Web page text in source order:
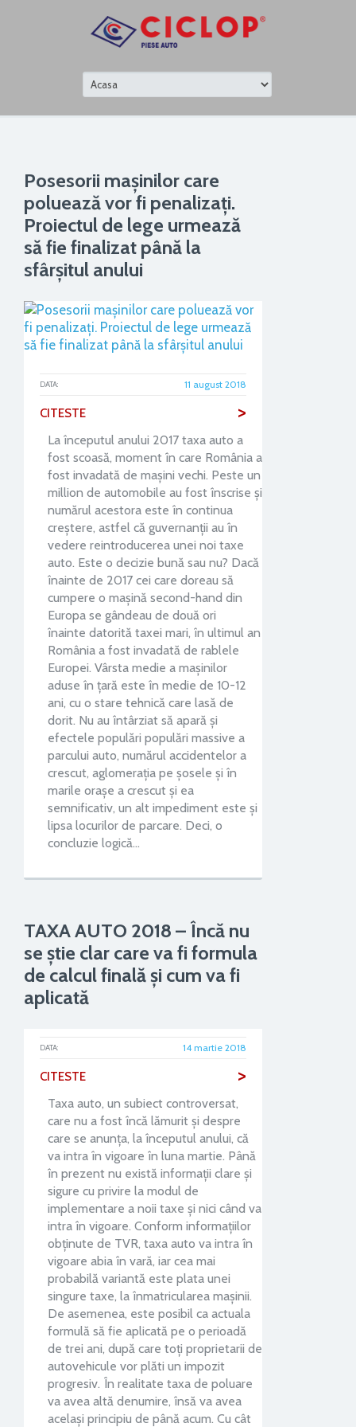
Posesorii mașinilor care
poluează vor fi penalizați.
Proiectul de lege urmează
să fie finalizat până la
sfârșitul anului
DATA: 11 august 2018
CITESTE >
La începutul anului 2017 taxa auto a
fost scoasă, moment în care România a
fost invadată de mașini vechi. Peste un
million de automobile au fost înscrise și
numărul acestora este în continua
creștere, astfel că guvernanții au în
vedere reintroducerea unei noi taxe
auto. Este o decizie bună sau nu? Dacă
înainte de 2017 cei care doreau să
cumpere o mașină second-hand din
Europa se gândeau de două ori
înainte datorită taxei mari, în ultimul an
România a fost invadată de rablele
Europei. Vârsta medie a mașinilor
aduse în țară este în medie de 10-12
ani, cu o stare tehnică care lasă de
dorit. Nu au întârziat să apară și
efectele populări populări massive a
parcului auto, numărul accidentelor a
crescut, aglomerația pe șosele și în
marile orașe a crescut și ea
semnificativ, un alt impediment este și
lipsa locurilor de parcare. Deci, o
concluzie logică…
TAXA AUTO 2018 – Încă nu
se știe clar care va fi formula
de calcul finală și cum va fi
aplicată
DATA: 14 martie 2018
CITESTE >
Taxa auto, un subiect controversat,
care nu a fost încă lămurit și despre
care se anunța, la începutul anului, că
va intra în vigoare în luna martie. Până
în prezent nu există informații clare și
sigure cu privire la modul de
implementare a noii taxe și nici când va
intra în vigoare. Conform informațiilor
obținute de TVR, taxa auto va intra în
vigoare abia în vară, iar cea mai
probabilă variantă este plata unei
singure taxe, la înmatricularea mașinii.
De asemenea, este posibil ca actuala
formulă să fie aplicată pe o perioadă
de trei ani, după care toți proprietarii de
autovehicule vor plăti un impozit
progresiv. În realitate taxa de poluare
va avea altă denumire, însă va avea
același principiu de până acum. Cu cât